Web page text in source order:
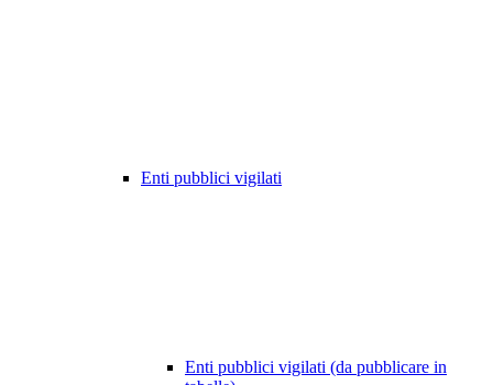
Enti pubblici vigilati
Enti pubblici vigilati (da pubblicare in